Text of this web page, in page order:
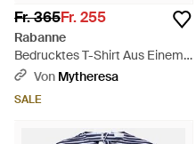
Fr. 365Fr. 255
Rabanne
Bedrucktes T-Shirt Aus Einem
Baumwollgemisch - Weiß
Von Mytheresa
SALE